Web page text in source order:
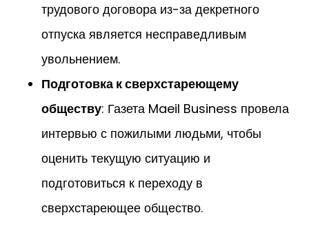
трудового договора из-за декретного
отпуска является несправедливым
увольнением.
Подготовка к сверхстареющему
обществу: Газета Maeil Business провела
интервью с пожилыми людьми, чтобы
оценить текущую ситуацию и
подготовиться к переходу в
сверхстареющее общество.